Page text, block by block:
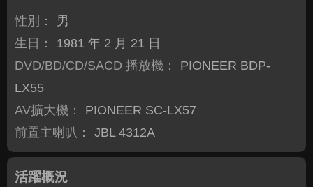
性別：
男
生日：
1981 年 2 月 21 日
DVD/BD/CD/SACD 播放機：
PIONEER BDP-
LX55
AV擴大機：
PIONEER SC-LX57
前置主喇叭：
JBL 4312A
活躍概況